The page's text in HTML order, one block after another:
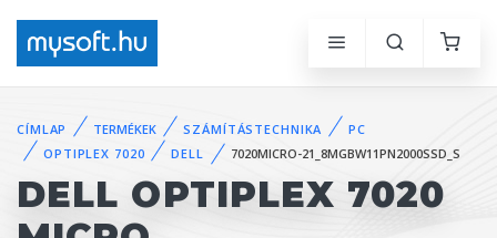
CÍMLAP TERMÉKEK SZÁMÍTÁSTECHNIKA
PC
OPTIPLEX 7020
DELL 7020MICRO-21_8MGBW11PN2000SSD_S
DELL OPTIPLEX 7020